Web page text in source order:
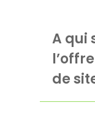
A qui
de